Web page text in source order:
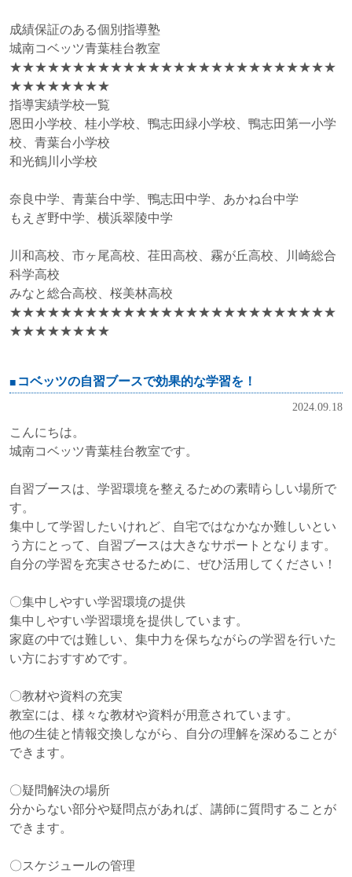
成績保証のある個別指導塾
城南コベッツ青葉桂台教室
★★★★★★★★★★★★★★★★★★★★★★★★★★
★★★★★★★★
指導実績学校一覧
恩田小学校、桂小学校、鴨志田緑小学校、鴨志田第一小学
校、青葉台小学校
和光鶴川小学校
奈良中学、青葉台中学、鴨志田中学、あかね台中学
もえぎ野中学、横浜翠陵中学
川和高校、市ヶ尾高校、荏田高校、霧が丘高校、川崎総合
科学高校
みなと総合高校、桜美林高校
★★★★★★★★★★★★★★★★★★★★★★★★★★
★★★★★★★★
コベッツの自習ブースで効果的な学習を！
2024.09.18
こんにちは。
城南コベッツ青葉桂台教室です。
自習ブースは、学習環境を整えるための素晴らしい場所で
す。
集中して学習したいけれど、自宅ではなかなか難しいとい
う方にとって、
自習ブースは大きなサポートとなります。
自分の学習を充実させるために、ぜひ活用してください！
〇集中しやすい学習環境の提供
集中しやすい学習環境を提供しています。
家庭の中では難しい、集中力を保ちながらの学習を行いた
い方におすすめです。
〇教材や資料の充実
教室には、様々な教材や資料が用意されています。
他の生徒と情報交換しながら、自分の理解を深めることが
できます。
〇疑問解決の場所
分からない部分や疑問点があれば、講師に質問することが
できます。
〇スケジュールの管理